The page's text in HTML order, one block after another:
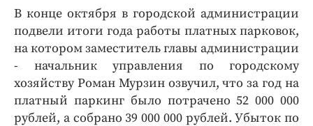
В конце октября в городской администрации
подвели итоги года работы платных парковок,
на котором заместитель главы администрации
- начальник управления по городскому
хозяйству Роман Мурзин озвучил, что за год на
платный паркинг было потрачено 52 000 000
рублей, а собрано 39 000 000 рублей. Убыток по